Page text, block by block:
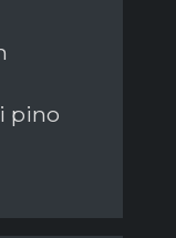
pino